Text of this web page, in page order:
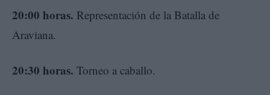
20:00 horas. Representación de la Batalla de
Araviana.
20:30 horas. Torneo a caballo.